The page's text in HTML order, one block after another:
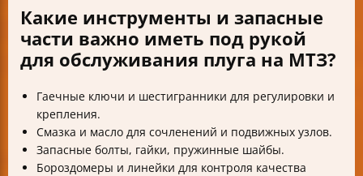
Какие инструменты и запасные
части важно иметь под рукой
для обслуживания плуга на МТЗ?
Гаечные ключи и шестигранники для регулировки и
крепления.
Смазка и масло для сочленений и подвижных узлов.
Запасные болты, гайки, пружинные шайбы.
Бороздомеры и линейки для контроля качества